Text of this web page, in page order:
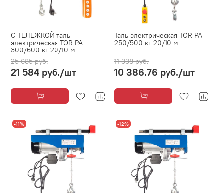
С ТЕЛЕЖКОЙ таль
электрическая TOR PA
300/600 кг 20/10 м
25 685 руб.
21 584 руб./шт
Таль электрическая TOR PA
250/500 кг 20/10 м
11 338 руб.
10 386.76 руб./шт
-11% -12%